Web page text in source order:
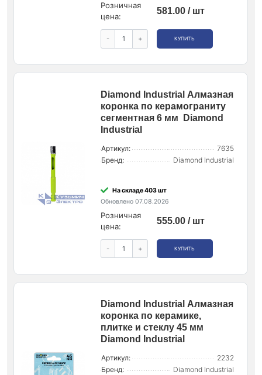
Розничная
цена:
581.00 / шт
- + КУПИТЬ
Diamond Industrial Алмазная
коронка по керамограниту
сегментная 6 мм Diamond
Industrial
Артикул:
7635
Бренд:
Diamond Industrial
На складе 403 шт
Обновлено 07.08.2026
Розничная
цена:
555.00 / шт
- + КУПИТЬ
Diamond Industrial Алмазная
коронка по керамике,
плитке и стеклу 45 мм
Diamond Industrial
Артикул:
2232
Бренд:
Diamond Industrial